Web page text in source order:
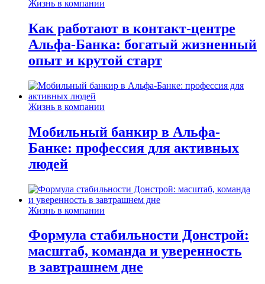
Жизнь в компании
Как работают в контакт-центре
Альфа-Банка: богатый жизненный
опыт и крутой старт
Жизнь в компании
Мобильный банкир в Альфа-
Банке: профессия для активных
людей
Жизнь в компании
Формула стабильности Донстрой:
масштаб, команда и уверенность
в завтрашнем дне